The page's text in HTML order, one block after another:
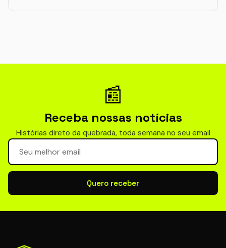
📰
Receba nossas notícias
Histórias direto da quebrada, toda semana no seu email
Seu email para newsletter
Quero receber